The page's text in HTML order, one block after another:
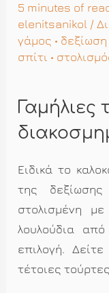
5 minutes of
elenitsanikol /
γάμος • δεξίωση
σπίτι •
Γαμήλιες
Ειδικά το
της
στολισμένη
λουλούδια
επιλογή.
τέτοιες